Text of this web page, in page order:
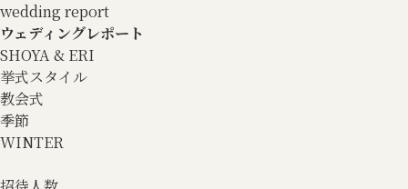
wedding report
ウェディングレポート
SHOYA & ERI
挙式スタイル
教会式
季節
WINTER